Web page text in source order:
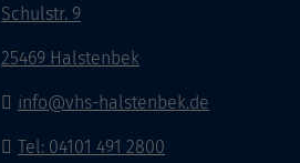
Schulstr. 9
25469 Halstenbek
info@vhs-halstenbek.de
Tel: 04101 491 2800